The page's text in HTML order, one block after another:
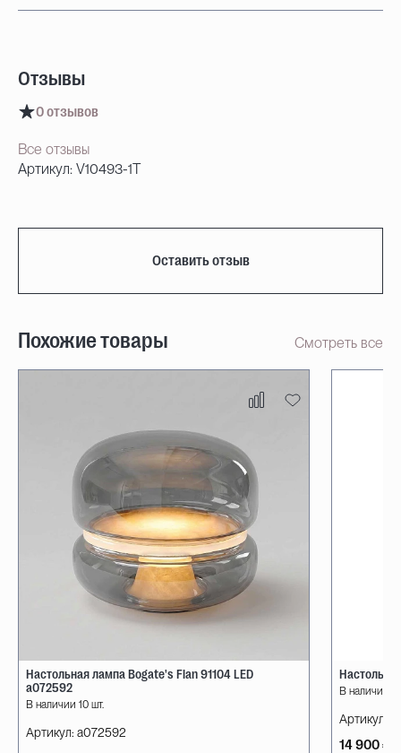
Отзывы
0 отзывов
Все отзывы
Артикул: V10493-1T
Оставить отзыв
Похожие товары Смотреть все
Настольная лампа Bogate's Flan 91104 LED
a072592
В наличии 10 шт.
Артикул: a072592
В наличии
Артикул:
14 900 ₽